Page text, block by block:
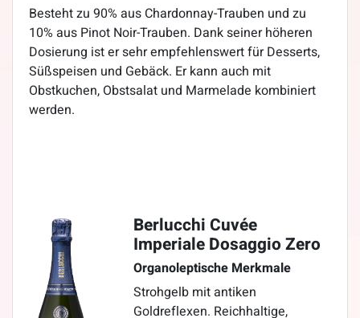
Besteht zu 90% aus Chardonnay-Trauben und zu
10% aus Pinot Noir-Trauben. Dank seiner höheren
Dosierung ist er sehr empfehlenswert für Desserts,
Süßspeisen und Gebäck. Er kann auch mit
Obstkuchen, Obstsalat und Marmelade kombiniert
werden.
Berlucchi Cuvée
Imperiale Dosaggio Zero
Organoleptische Merkmale
Strohgelb mit antiken
Goldreflexen. Reichhaltige,